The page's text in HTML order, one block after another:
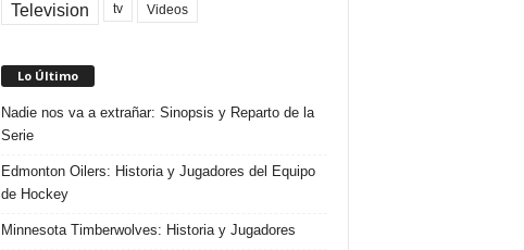
Television tv Videos
Lo Último
Nadie nos va a extrañar: Sinopsis y Reparto de la
Serie
Edmonton Oilers: Historia y Jugadores del Equipo
de Hockey
Minnesota Timberwolves: Historia y Jugadores